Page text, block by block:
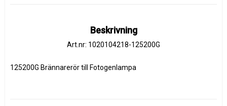
Beskrivning
Art.nr: 1020104218-125200G
125200G Brännarerör till Fotogenlampa